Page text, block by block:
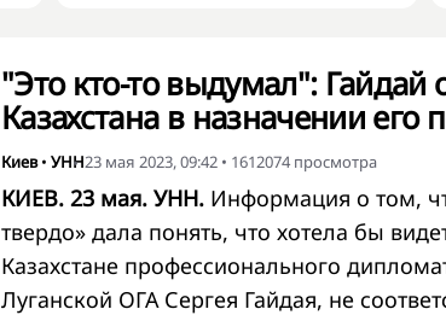
"Это кто-то выдумал": Гайдай
Казахстана в назначении его
Киев• УНН23 мая 2023, 09:42 • 1612074 просмотра
КИЕВ. 23 мая. УНН. Информация о том,
твердо» дала понять, что хотела бы
Казахстане профессионального
Луганской ОГА Сергея Гайдая, не